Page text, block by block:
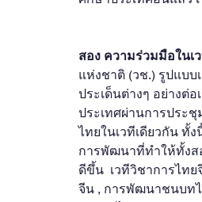
สอง ความร่วมมือในเ
แห่งชาติ (วช.) รูปแบ
ประเด็นต่างๆ อย่างต่
ประเทศผ่านการประ
ไทยในเวทีเดียวกัน ทั้
การพัฒนาที่ทำให้ทั้งส
ดีขึ้น  เวทีวิชาการไท
จีน , การพัฒนาชนบท